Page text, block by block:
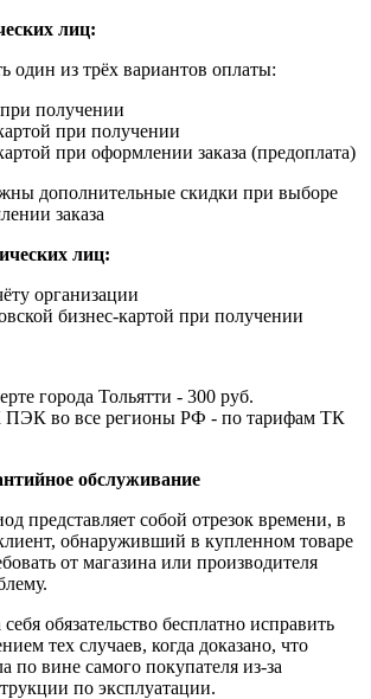
лиц:
один из трёх вариантов оплаты:
получении
при получении
при оформлении заказа (предоплата)
дополнительные скидки при выборе
заказа
лиц:
организации
бизнес-картой при получении
города Тольятти - 300 руб.
ПЭК во все регионы РФ - по тарифам ТК
обслуживание
представляет собой отрезок времени, в
обнаруживший в купленном товаре
от магазина или производителя
обязательство бесплатно исправить
тех случаев, когда доказано, что
по вине самого покупателя из-за
по эксплуатации.